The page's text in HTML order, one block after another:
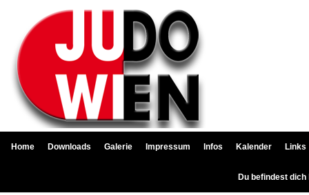
Home Downloads Galerie Impressum Infos Kalender Links
Du befindest